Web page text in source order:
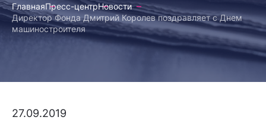
ГлавнаяПресс-центрНовости
Директор Фонда Дмитрий Королев поздравляет с Днем
машиностроителя
27.09.2019